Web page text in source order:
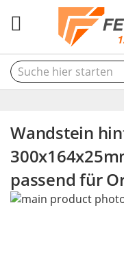
Wandstein
passend für
Skip